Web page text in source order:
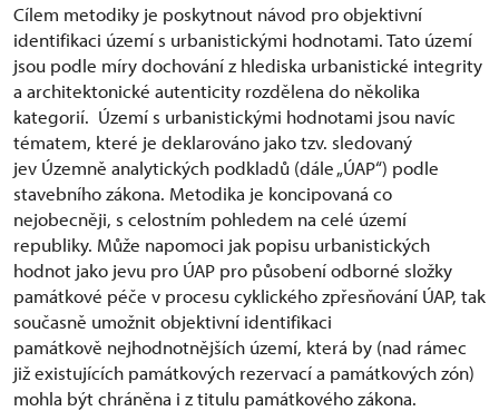
Cílem metodiky je poskytnout návod pro objektivní
identifikaci území s urbanistickými hodnotami. Tato území
jsou podle míry dochování z hlediska urbanistické integrity
a architektonické autenticity rozdělena do několika
kategorií. Území s urbanistickými hodnotami jsou navíc
tématem, které je deklarováno jako tzv. sledovaný
jev Územně analytických podkladů (dále „ÚAP“) podle
stavebního zákona. Metodika je koncipovaná co
nejobecněji, s celostním pohledem na celé území
republiky. Může napomoci jak popisu urbanistických
hodnot jako jevu pro ÚAP pro působení odborné složky
památkové péče v procesu cyklického zpřesňování ÚAP, tak
současně umožnit objektivní identifikaci
památkově nejhodnotnějších území, která by (nad rámec
již existujících památkových rezervací a památkových zón)
mohla být chráněna i z titulu památkového zákona.